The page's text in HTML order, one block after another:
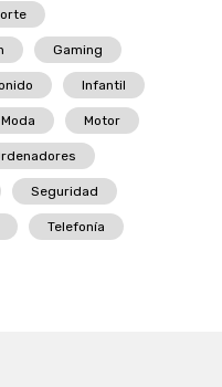
Gaming
Infantil
Moda Motor
Seguridad
Telefonía